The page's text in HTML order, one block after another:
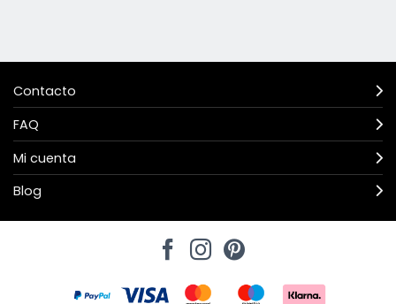
Contacto
FAQ
Mi cuenta
Blog